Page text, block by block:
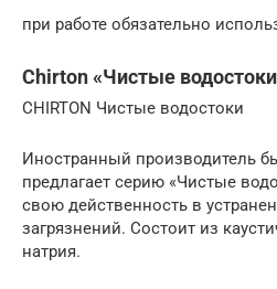
при работе обязательно
Chirton «Чистые
CHIRTON Чистые водостоки
Иностранный производитель
предлагает серию «Чистые
свою действенность в
загрязнений. Состоит из
натрия.